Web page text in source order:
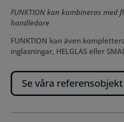
FUNKTION kan kombineras med
handledare
FUNKTION kan även
inglasningar, HELGLAS eller
Se våra referensobjekt